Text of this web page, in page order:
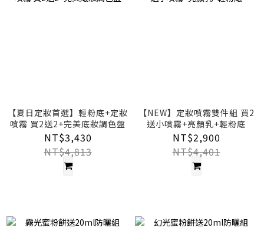
【夏日定妝首選】輕粉底+定妝
噴霧 買2送2+完美底妝調色盤
NT$3,430
NT$4,813
【NEW】定妝噴霧雙件組 買2
送小噴霧+亮顏乳+輕粉底
NT$2,900
NT$4,401